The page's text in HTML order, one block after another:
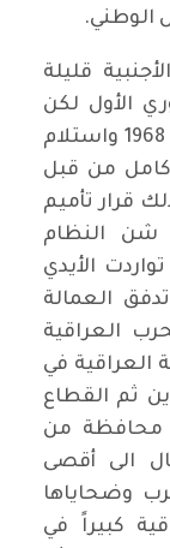
الوطني.
قليلة
الأول لكن
الأمور تغيرت بعد انقلاب 17 / تموز / 1968 واستلام
1968 بشكل كامل من قبل
قرار تأميم
شن النظام
الحرب على ايران 22 / أيلول / 1980 تواردت الأيدي
العمالة
العراقية
العراقية في
ثم القطاع
محافظة من
الى أقصى
وضحاياها
كبيراً في